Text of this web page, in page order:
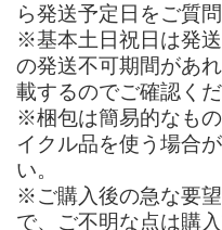
ら発送予定日をご質問
※基本土日祝日は発
の発送不可期間があ
載するのでご確認くだ
※梱包は簡易的なも
イクル品を使う場合
い。
※ご購入後の急な要
で、ご不明な点は購